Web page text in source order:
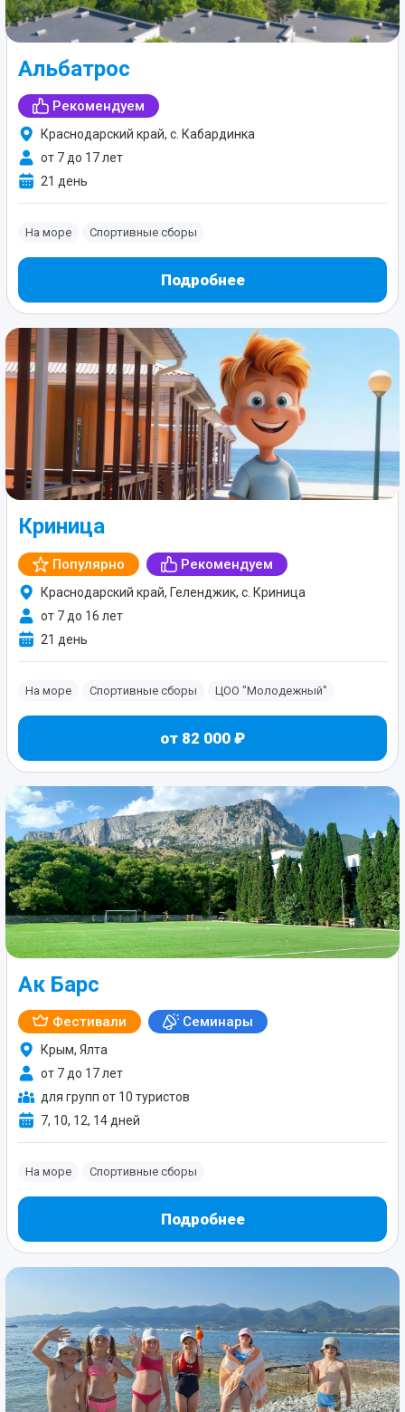
Альбатрос
Рекомендуем
Краснодарский край, с. Кабардинка
от 7 до 17 лет
21 день
На море Спортивные сборы
Подробнее
Криница
Популярно Рекомендуем
Краснодарский край, Геленджик, с. Криница
от 7 до 16 лет
21 день
На море Спортивные сборы ЦОО "Молодежный"
от 82 000 ₽
Ак Барс
Фестивали Семинары
Крым, Ялта
от 7 до 17 лет
для групп от 10 туристов
7, 10, 12, 14 дней
На море Спортивные сборы
Подробнее